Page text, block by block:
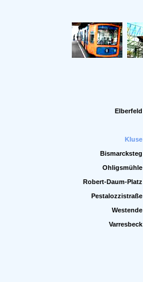
Elberfeld
Kluse
Bismarcksteg
Ohligsmühle
Robert-Daum-Platz
Pestalozzistraße
Westende
Varresbeck